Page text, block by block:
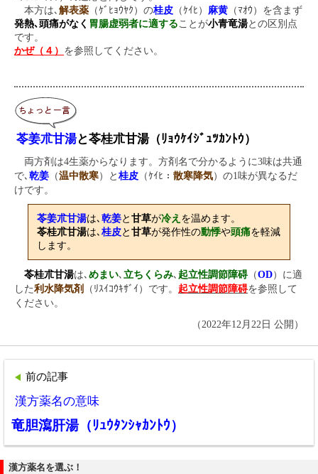
本方は､ 解表薬 （ｹﾞﾋｮｳﾔｸ）の桂皮 （ｹｲﾋ） 麻黄 （ﾏｵｳ）を含まず
発熱､頭痛がなく 胃腸虚弱者に適する ことが小青竜湯との区別点
です。
かぜ（４） を参照してください。
苓姜朮甘湯と苓桂朮甘湯（ﾘｮｳｹｲｼﾞｭﾂｶﾝﾄｳ）
両方剤は4生薬からなります。方剤名で分かるように3味は共通
で､ 乾姜 （温中散寒）と桂皮 （ｹｲﾋ： 散寒降気）の1味が異なるだ
けです。
苓姜朮甘湯は､乾姜と甘草が冷え を温めます。
苓桂朮甘湯は､桂皮と甘草が発作性の動悸や頭痛を軽減
します。
苓桂朮甘湯は､ めまい､ 立ちくらみ､ 起立性調節障碍（OD）に適
した利水降気剤 （ﾘｽｲｺｳｷｻﾞｲ）です。 起立性調節障碍を参照して
ください。
（2022年12月22日 公開）
前の記事
漢方薬名の意味
竜胆瀉肝湯（ﾘｭｳﾀﾝｼｬｶﾝﾄｳ）
漢方薬名を選ぶ！